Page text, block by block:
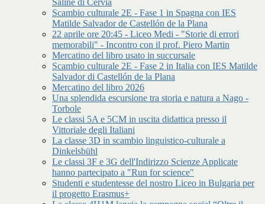
Saline di Cervia
Scambio culturale 2E - Fase 1 in Spagna con IES
Matilde Salvador de Castellón de la Plana
22 aprile ore 20:45 - Liceo Medi - "Storie di errori
memorabili" - Incontro con il prof. Piero Martin
Mercatino del libro usato in succursale
Scambio culturale 2E - Fase 2 in Italia con IES Matilde
Salvador di Castellón de la Plana
Mercatino del libro 2026
Una splendida escursione tra storia e natura a Nago -
Torbole
Le classi 5A e 5CM in uscita didattica presso il
Vittoriale degli Italiani
La classe 3D in scambio linguistico-culturale a
Dinkelsbühl
Le classi 3F e 3G dell'Indirizzo Scienze Applicate
hanno partecipato a "Run for science"
Studenti e studentesse del nostro Liceo in Bulgaria per
il progetto Erasmus+